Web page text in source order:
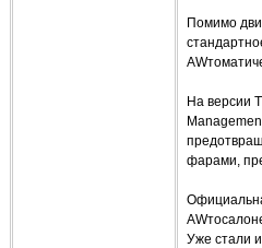
Помимо
На версии
фарами,
Уже стали